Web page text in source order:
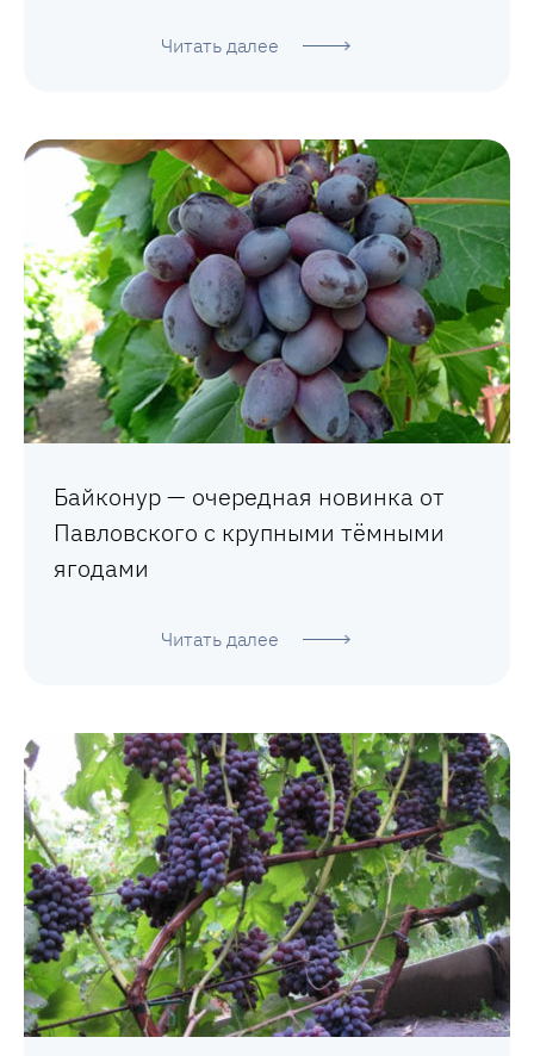
Читать далее
Байконур — очередная новинка от
Павловского с крупными тёмными
ягодами
Читать далее